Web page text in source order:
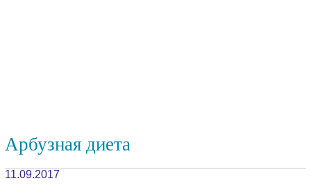
Арбузная диета
11.09.2017